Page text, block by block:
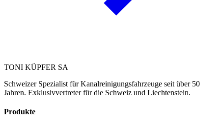
TONI KÜPFER SA
Schweizer Spezialist für Kanalreinigungsfahrzeuge seit über 50
Jahren. Exklusivvertreter für die Schweiz und Liechtenstein.
Produkte